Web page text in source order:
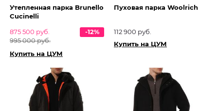
Утепленная парка Brunello
Cucinelli
875 500 руб.
995 000 руб.
-12%
Купить на ЦУМ
Пуховая парка Woolrich
112 900 руб.
Купить на ЦУМ